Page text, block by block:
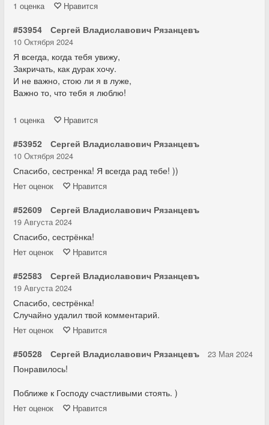
1 оценка Нравится
#53954 Сергей Владиславович Рязанцевъ
10 Октября 2024
Я всегда, когда тебя увижу,
Закричать, как дурак хочу.
И не важно, стою ли я в луже,
Важно то, что тебя я люблю!
1 оценка Нравится
#53952 Сергей Владиславович Рязанцевъ
10 Октября 2024
Спасибо, сестренка! Я всегда рад тебе! ))
Нет оценок Нравится
#52609 Сергей Владиславович Рязанцевъ
19 Августа 2024
Спасибо, сестрёнка!
Нет оценок Нравится
#52583 Сергей Владиславович Рязанцевъ
19 Августа 2024
Спасибо, сестрёнка!
Случайно удалил твой комментарий.
Нет оценок Нравится
#50528 Сергей Владиславович Рязанцевъ 23 Мая 2024
Понравилось!
Поближе к Господу счастливыми стоять. )
Нет оценок Нравится